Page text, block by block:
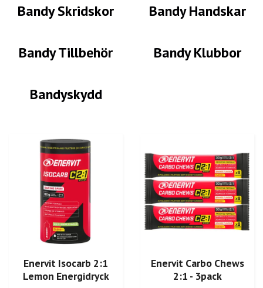
Bandy Skridskor Bandy Handskar
Bandy Tillbehör Bandy Klubbor
Bandyskydd
Enervit Isocarb 2:1
Lemon Energidryck
Enervit Carbo Chews
2:1 - 3pack